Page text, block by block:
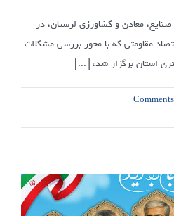
معادن و کشاورزی لرستان، در
مقاومتی که با محور بررسی مشکلات
استان برگزار شد، [...]